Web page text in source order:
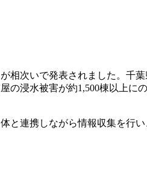
相次いで発表されました。千
浸水被害が約1,500棟以上に
連携しながら情報収集を行い